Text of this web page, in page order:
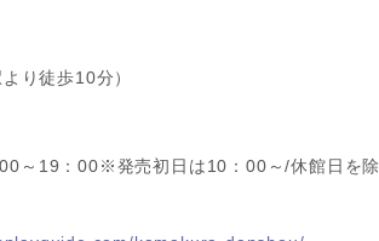
り徒歩10分）
～19：00※発売初日は10：00～/休館日を除